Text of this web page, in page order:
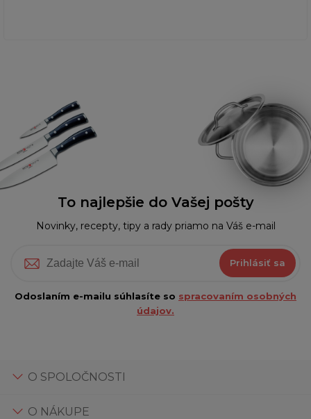
To najlepšie do Vašej pošty
Novinky, recepty, tipy a rady priamo na Váš e-mail
Prihlásiť sa
Odoslaním e-mailu súhlasíte so spracovaním osobných
údajov.
O SPOLOČNOSTI
O NÁKUPE